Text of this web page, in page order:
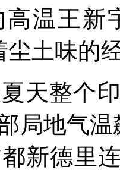
高温王新
尘土味的
天整个
局地气
新德里